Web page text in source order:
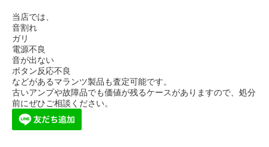
当店では、
音割れ
ガリ
電源不良
音が出ない
ボタン反応不良
などがあるマランツ製品も査定可能です。
古いアンプや故障品でも価値が残るケースがありますので、処分
前にぜひご相談ください。